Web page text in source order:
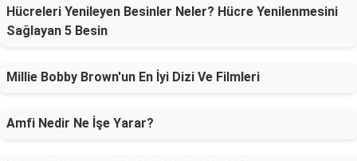
Hücreleri Yenileyen Besinler Neler? Hücre Yenilenmesini
Sağlayan 5 Besin
Millie Bobby Brown'un En İyi Dizi Ve Filmleri
Amfi Nedir Ne İşe Yarar?